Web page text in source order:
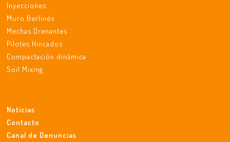
Inyecciones
Muro Berlinés
Mechas Drenantes
Pilotes Hincados
Compactación dinámica
Soil Mixing
Noticias
Contacto
Canal de Denuncias